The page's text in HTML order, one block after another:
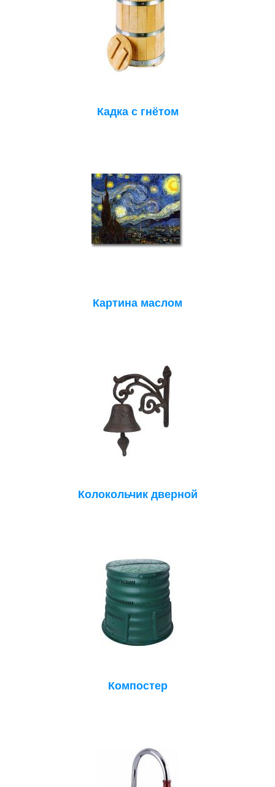
Кадка с гнётом
Картина маслом
Колокольчик дверной
Компостер